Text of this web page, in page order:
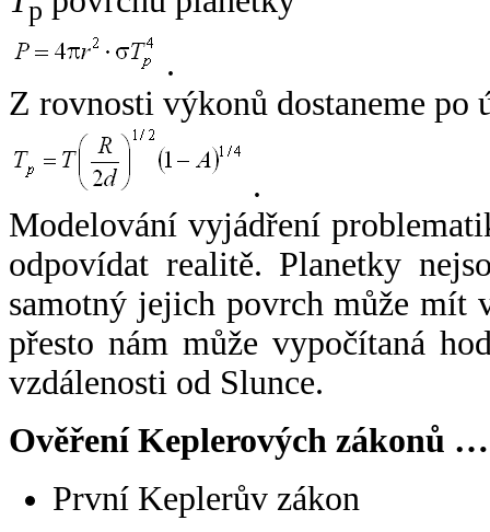
p
.
Z rovnosti výkonů dostaneme po
.
Modelování vyjádření
odpovídat realitě. Planetky
samotný jejich povrch může mít
přesto nám může vypočítaná
vzdálenosti od Slunce.
Ověření Keplerových zákonů …
První Keplerův zákon